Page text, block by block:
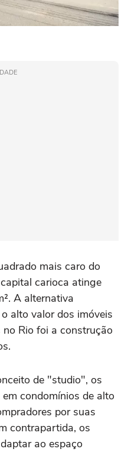
mais caro do
carioca atinge
A alternativa
alto valor dos imóveis
Rio foi a construção
de "studio", os
condomínios de alto
por suas
contrapartida, os
ao espaço